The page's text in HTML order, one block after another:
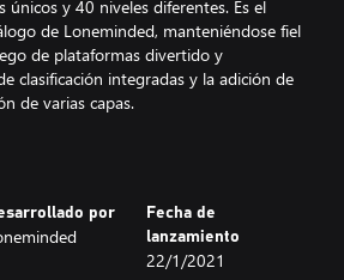
y 40 niveles diferentes. Es el
de Loneminded, manteniéndose fiel
de plataformas divertido y
clasificación integradas y la adición de
de varias capas.
por
Fecha de
lanzamiento
22/1/2021